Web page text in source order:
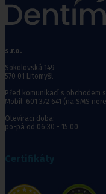
s.r.o.
Sokolovská 149
570 01 Litomyšl
Před komunikací s obchodem
Mobil: 601 372 641 (na SMS
Otevírací doba:
po-pá od 06:30 - 15:00